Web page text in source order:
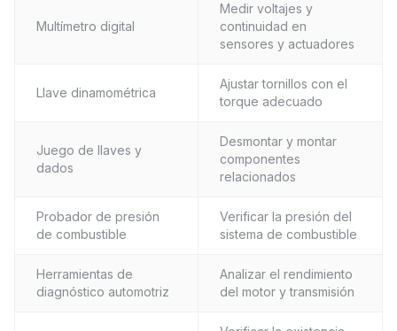
Multímetro digital
Medir voltajes y
continuidad en
sensores y actuadores
Llave dinamométrica
Ajustar tornillos con el
torque adecuado
Juego de llaves y
dados
Desmontar y montar
componentes
relacionados
Probador de presión
de combustible
Verificar la presión del
sistema de combustible
Herramientas de
diagnóstico automotriz
Analizar el rendimiento
del motor y transmisión